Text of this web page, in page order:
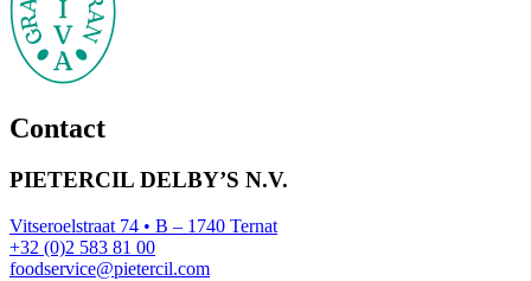
Contact
PIETERCIL DELBY’S N.V.
Vitseroelstraat 74 • B – 1740 Ternat
+32 (0)2 583 81 00
foodservice@pietercil.com